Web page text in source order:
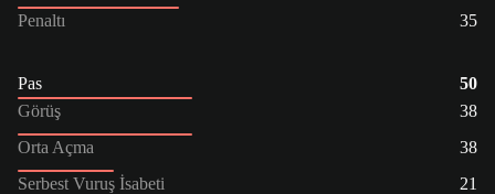
Penaltı
35
Pas
50
Görüş
38
Orta Açma
38
Serbest Vuruş İsabeti
21